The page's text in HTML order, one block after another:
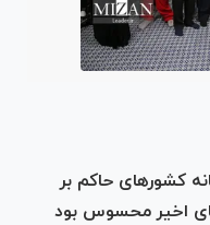
کشورهای حاکم بر
اخیر محسوس بود